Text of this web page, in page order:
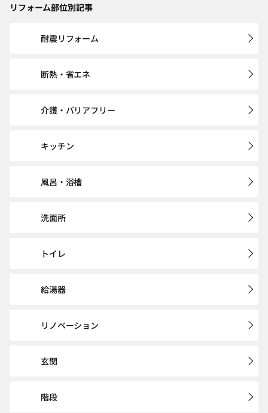
リフォーム部位別記事
耐震リフォーム
断熱・省エネ
介護・バリアフリー
キッチン
風呂・浴槽
洗面所
トイレ
給湯器
リノベーション
玄関
階段